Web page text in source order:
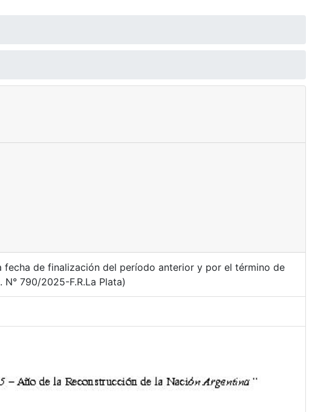
fecha de finalización del período anterior y por el término de
790/2025-F.R.La Plata)